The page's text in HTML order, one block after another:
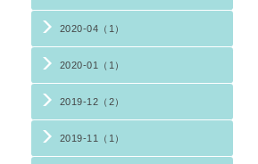
2020-04（1）
2020-01（1）
2019-12（2）
2019-11（1）